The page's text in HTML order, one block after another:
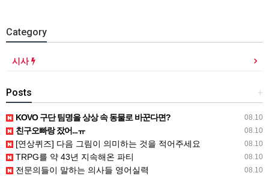
Category
시사
+
Posts
08.10
KOVO 구단 팀명을 상상 속 동물로 바꾼다면?
08.10
친구오빠랑 잤어...ㅠ
08.10
[연상퀴즈] 다음 그림이 의미하는 것을 적어주세요
08.10
TRPG를 약 43년 지속해온 파티
08.10
전문의들이 말하는 의사들 영어실력